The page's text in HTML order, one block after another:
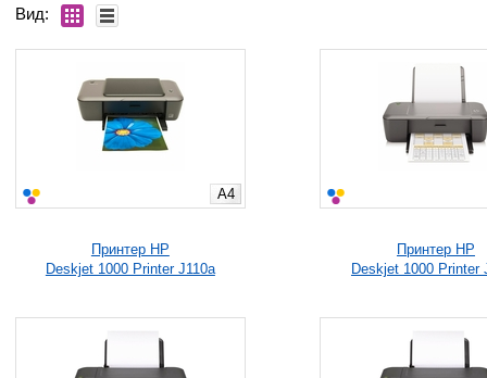
Вид:
A4
Принтер HP
Deskjet 1000 Printer J110a
Принтер HP
Deskjet 1000 Printer